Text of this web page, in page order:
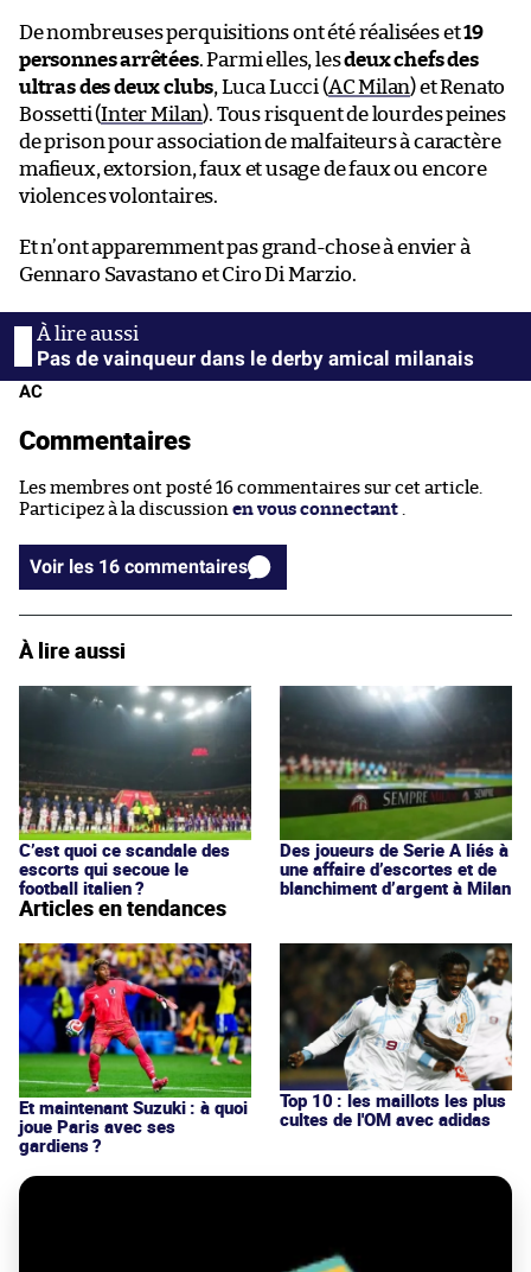
De nombreuses perquisitions ont été réalisées et19
personnes arrêtées. Parmi elles, lesdeux chefs des
ultras des deux clubs, Luca Lucci (AC Milan) et Renato
Bossetti (Inter Milan). Tous risquent de lourdes peines
de prison pour association de malfaiteurs à caractère
mafieux, extorsion, faux et usage de faux ou encore
violences volontaires.
Et n’ont apparemment pas grand-chose à envier à
Gennaro Savastano et Ciro Di Marzio.
Pas de vainqueur dans le derby amical milanais
AC
Commentaires
Les membres ont posté 16 commentaires sur cet article.
Participez à la discussion en vous connectant
Voir les 16 commentaires
À lire aussi
C’est quoi ce scandale des
escorts qui secoue le
football italien ?
Des joueurs de Serie A liés à
une affaire d’escortes et de
blanchiment d’argent à Milan
Articles en tendances
Et maintenant Suzuki : à quoi
joue Paris avec ses
gardiens ?
Top 10 : les maillots les plus
cultes de l'OM avec adidas